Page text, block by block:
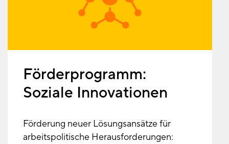
Förderprogramm:
Soziale Innovationen
Förderung neuer Lösungsansätze für
arbeitspolitische Herausforderungen: